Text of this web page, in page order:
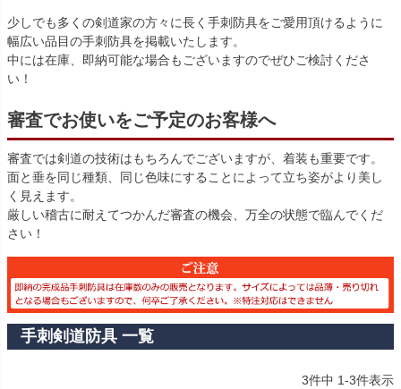
少しでも多くの剣道家の方々に長く手刺防具をご愛用頂けるように
幅広い品目の手刺防具を掲載いたします。
中には在庫、即納可能な場合もございますのでぜひご検討くださ
い！
審査でお使いをご予定のお客様へ
審査では剣道の技術はもちろんでございますが、着装も重要です。
面と垂を同じ種類、同じ色味にすることによって立ち姿がより美し
く見えます。
厳しい稽古に耐えてつかんだ審査の機会、万全の状態で臨んでくだ
さい！
手刺剣道防具 一覧
3件中 1-3件表示